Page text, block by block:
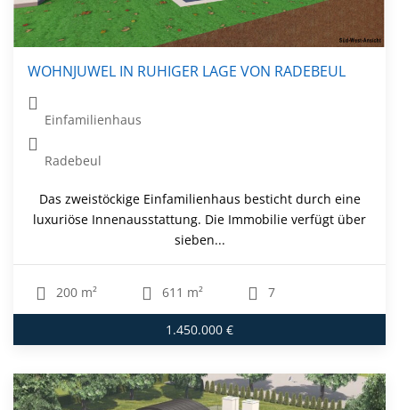
WOHNJUWEL IN RUHIGER LAGE VON RADEBEUL
Einfamilienhaus
Radebeul
Das zweistöckige Einfamilienhaus besticht durch eine
luxuriöse Innenausstattung. Die Immobilie verfügt über
sieben...
200 m² 611 m² 7
1.450.000 €